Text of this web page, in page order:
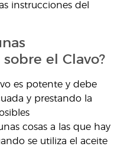
instrucciones del
el Clavo?
es potente y debe
y prestando la
cosas a las que hay
se utiliza el aceite